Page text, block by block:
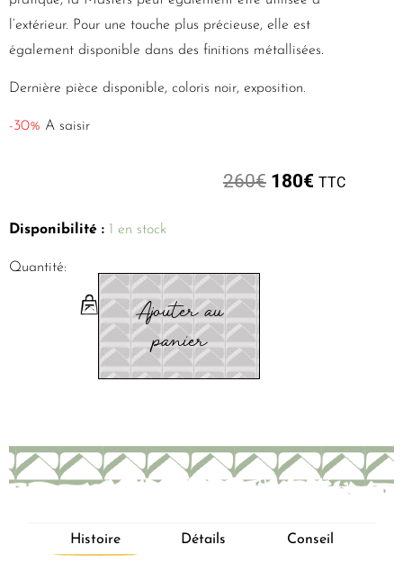
l’extérieur. Pour une touche plus précieuse, elle est
également disponible dans des finitions métallisées.
Dernière pièce disponible, coloris noir, exposition.
-30% A saisir
260€ 180€ TTC
Disponibilité : 1 en stock
Quantité:
Ajouter au
panier
Histoire Détails Conseil